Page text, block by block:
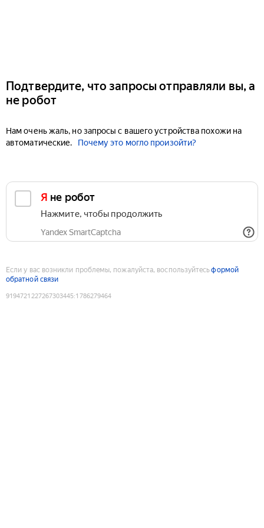
Подтвердите, что запросы отправляли вы, а
не робот
Нам очень жаль, но запросы с вашего устройства похожи на
автоматические.
Почему это могло произойти?
Я не робот
Нажмите, чтобы продолжить
Yandex SmartCaptcha
Если у вас возникли проблемы, пожалуйста, воспользуйтесьформой
обратной связи
9194721227267303445:1786279464